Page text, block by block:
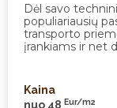
Dėl savo
populiariausių
transporto
įrankiams ir net
Kaina
nuo 48 Eur/m2